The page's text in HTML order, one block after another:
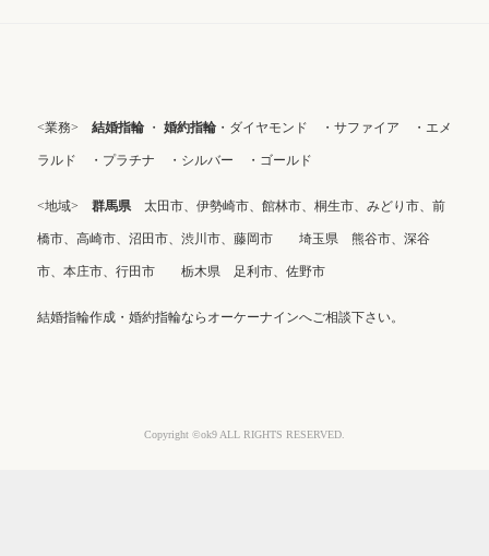
<業務> 結婚指輪・ 婚約指輪・ダイヤモンド ・サファイア ・エメ
ラルド ・プラチナ ・シルバー ・ゴールド
<地域> 群馬県太田市、伊勢崎市、館林市、桐生市、みどり市、前
橋市、高崎市、沼田市、渋川市、藤岡市 埼玉県 熊谷市、深谷
市、本庄市、行田市 栃木県 足利市、佐野市
結婚指輪作成・婚約指輪ならオーケーナインへご相談下さい。
Copyright ©ok9 ALL RIGHTS RESERVED.